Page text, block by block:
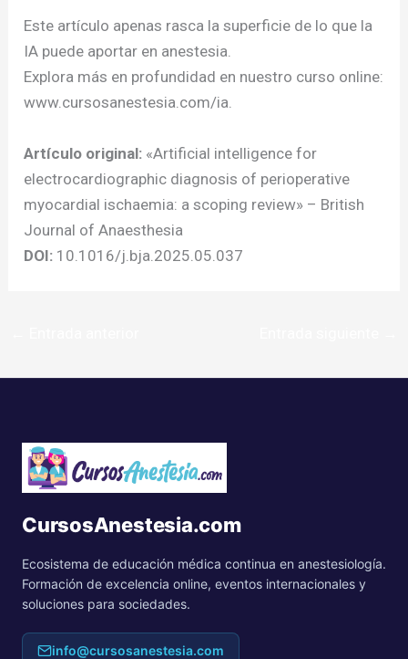
Este artículo apenas rasca la superficie de lo que la
IA puede aportar en anestesia.
Explora más en profundidad en nuestro curso online:
www.cursosanestesia.com/ia.
Artículo original: «Artificial intelligence for
electrocardiographic diagnosis of perioperative
myocardial ischaemia: a scoping review» – British
Journal of Anaesthesia
DOI: 10.1016/j.bja.2025.05.037
CursosAnestesia.com
Ecosistema de educación médica continua en anestesiología.
Formación de excelencia online, eventos internacionales y
soluciones para sociedades.
info@cursosanestesia.com